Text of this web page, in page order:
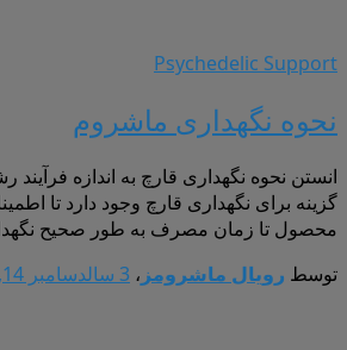
Psychedelic Support
نحوه نگهداری ماشروم
انستن نحوه نگهداری قارچ به اندازه
گزینه برای نگهداری قارچ وجود دارد تا
محصول تا زمان مصرف به طور صحیح
توسط رویال ماشرومز ، 3 سال دسامبر 14, 2023